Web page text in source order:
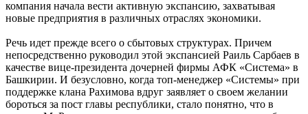
компания начала вести активную экспансию, захватывая
новые предприятия в различных отраслях экономики.
Речь идет прежде всего о сбытовых структурах. Причем
непосредственно руководил этой экспансией Раиль Сарбаев в
качестве вице-президента дочерней фирмы АФК «Система» в
Башкирии. И безусловно, когда топ-менеджер «Системы» при
поддержке клана Рахимова вдруг заявляет о своем желании
бороться за пост главы республики, стало понятно, что в